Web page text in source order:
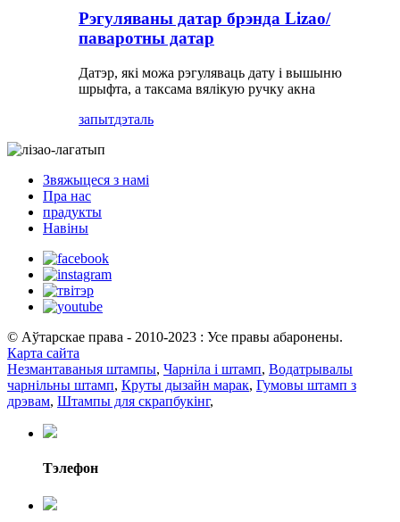
Рэгуляваны датар брэнда Lizao/
паваротны датар
Датэр, які можа рэгуляваць дату і вышыню
шрыфта, а таксама вялікую ручку акна
запытдэталь
Звяжыцеся з намі
Пра нас
прадукты
Навіны
© Аўтарскае права - 2010-2023 : Усе правы абаронены.
Карта сайта
Незмантаваныя штампы, Чарніла і штамп, Водатрывалы
чарнільны штамп, Круты дызайн марак, Гумовы штамп з
дрэвам, Штампы для скрапбукінг,
Тэлефон